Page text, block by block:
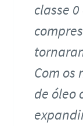
classe
Com os
de óleo